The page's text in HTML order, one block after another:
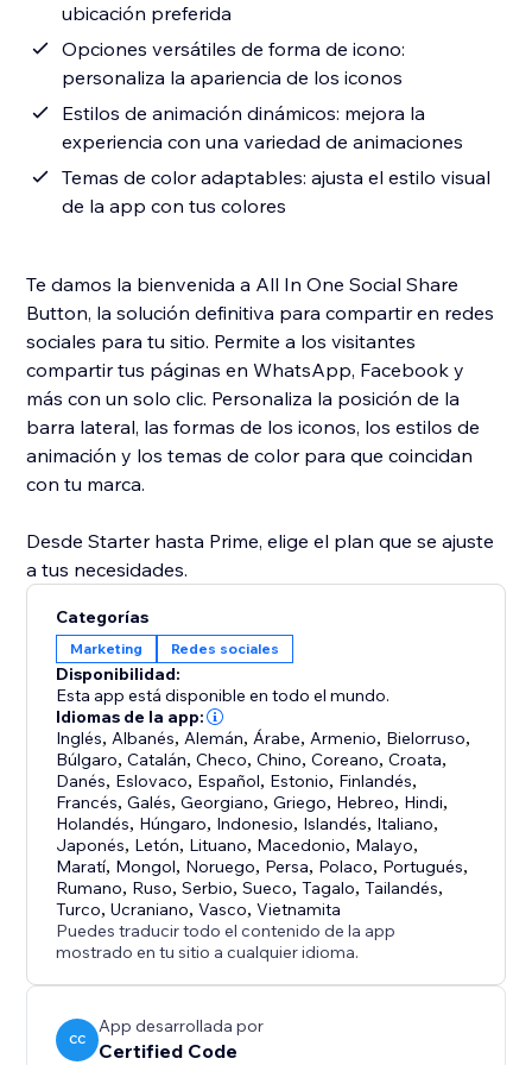
ubicación preferida
Opciones versátiles de forma de icono:
personaliza la apariencia de los iconos
Estilos de animación dinámicos: mejora la
experiencia con una variedad de animaciones
Temas de color adaptables: ajusta el estilo visual
de la app con tus colores
Te damos la bienvenida a All In One Social Share
Button, la solución definitiva para compartir en redes
sociales para tu sitio. Permite a los visitantes
compartir tus páginas en WhatsApp, Facebook y
más con un solo clic. Personaliza la posición de la
barra lateral, las formas de los iconos, los estilos de
animación y los temas de color para que coincidan
con tu marca.
Desde Starter hasta Prime, elige el plan que se ajuste
a tus necesidades.
Categorías
Marketing Redes sociales
Disponibilidad:
Esta app está disponible en todo el mundo.
Idiomas de la app:
Inglés, Albanés, Alemán, Árabe, Armenio, Bielorruso,
Búlgaro,Catalán,Checo,Chino,Coreano,Croata,
Danés, Eslovaco, Español, Estonio, Finlandés,
Francés,Galés,Georgiano,Griego, Hebreo, Hindi,
Holandés, Húngaro, Indonesio, Islandés, Italiano,
Japonés, Letón, Lituano, Macedonio, Malayo,
Maratí, Mongol, Noruego, Persa, Polaco, Portugués,
Rumano, Ruso,Serbio,Sueco,Tagalo,Tailandés,
Turco,Ucraniano,Vasco,Vietnamita
Puedes traducir todo el contenido de la app
mostrado en tu sitio a cualquier idioma.
CC
App desarrollada por
Certified Code